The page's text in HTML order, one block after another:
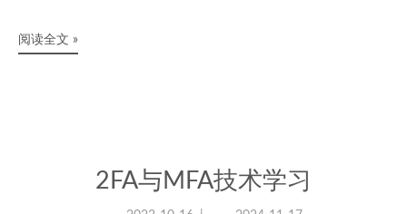
阅读全文 »
2FA与MFA技术学习